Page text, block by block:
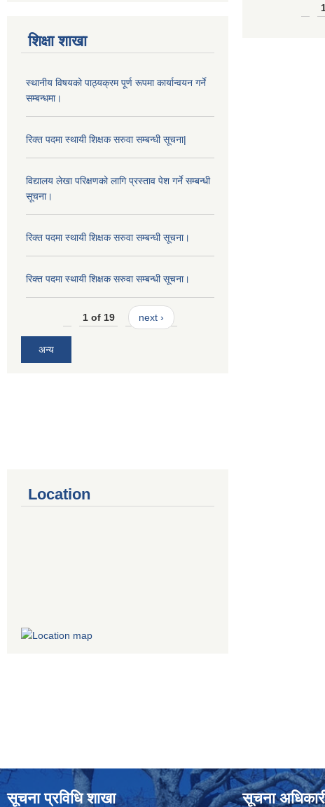
शिक्षा शाखा
स्थानीय विषयको पाठ्यक्रम पूर्ण रूपमा कार्यान्वयन गर्ने
सम्बन्धमा।
रिक्त पदमा स्थायी शिक्षक सरुवा सम्बन्धी सूचना|
विद्यालय लेखा परिक्षणको लागि प्रस्ताव पेश गर्ने सम्बन्धी
सूचना।
रिक्त पदमा स्थायी शिक्षक सरुवा सम्बन्धी सूचना।
रिक्त पदमा स्थायी शिक्षक सरुवा सम्बन्धी सूचना।
1 of 19 next ›
अन्य
Location
सूचना प्रविधि शाखा सूचना